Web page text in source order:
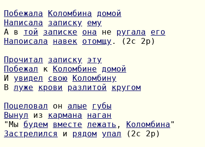
Побежала
Коломбина домой
Написала
записку
ему
А в той записке она не ругала
его
Напоисала
навек отомщу . (2с 2р)
Прочитал
записку
эту
Побежал к Коломбине домой
И увидел свою Коломбину
В луже крови разлитой
кругом
Поцеловал он алые
губы
Вынул из кармана
наган
"Мы будем вместе лежать , Коломбина
Застрелился
и рядом упал (2с 2р)